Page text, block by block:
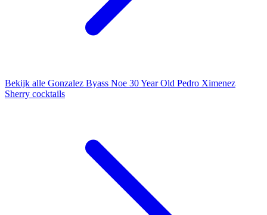
Bekijk alle Gonzalez Byass Noe 30 Year Old Pedro Ximenez
Sherry cocktails